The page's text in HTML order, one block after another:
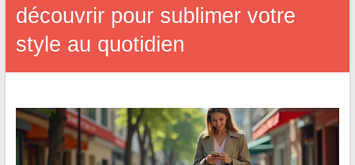
découvrir pour sublimer votre
style au quotidien